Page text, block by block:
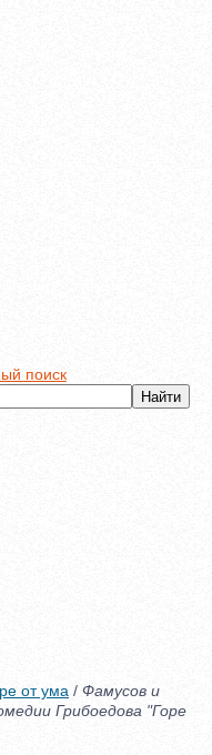
поиск
от ума / Фамусов и
Грибоедова "Горе